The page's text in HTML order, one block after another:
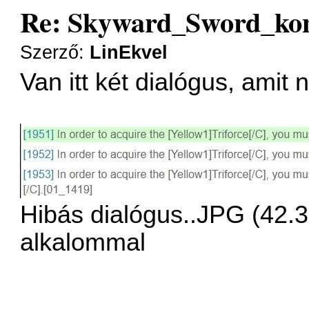
Re:
Szerző: LinEkvel
Van itt két dialógus, amit
Hibás dialógus..JPG
alkalommal